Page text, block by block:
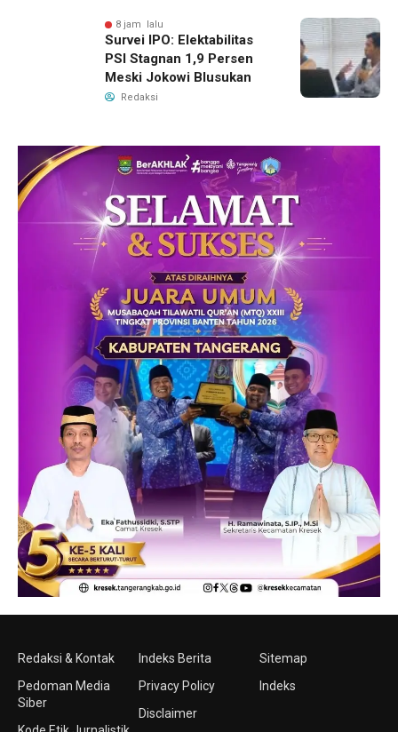
8 jam lalu
Survei IPO: Elektabilitas
PSI Stagnan 1,9 Persen
Meski Jokowi Blusukan
Redaksi
Redaksi & Kontak
Pedoman Media
Siber
Indeks Berita
Privacy Policy
Disclaimer
Sitemap
Indeks